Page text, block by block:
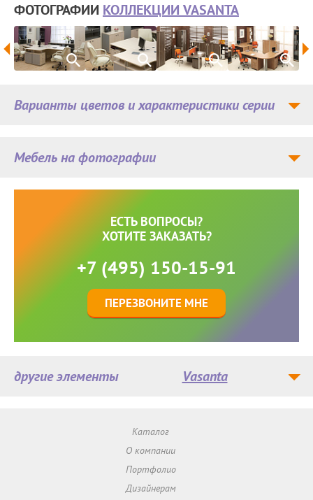
ФОТОГРАФИИ КОЛЛЕКЦИИ VASANTA
Мебель на фотографии
Варианты цветов и характеристики серии
ЕСТЬ ВОПРОСЫ?
ХОТИТЕ ЗАКАЗАТЬ?
+7 (495) 150-15-91
ПЕРЕЗВОНИТЕ МНЕ
другие элементы Vasanta
Каталог
О компании
Портфолио
Дизайнерам